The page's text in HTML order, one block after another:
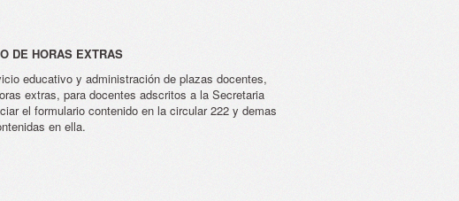
DE HORAS EXTRAS
educativo y administración de plazas docentes,
extras, para docentes adscritos a la Secretaria
el formulario contenido en la circular 222 y demas
en ella.